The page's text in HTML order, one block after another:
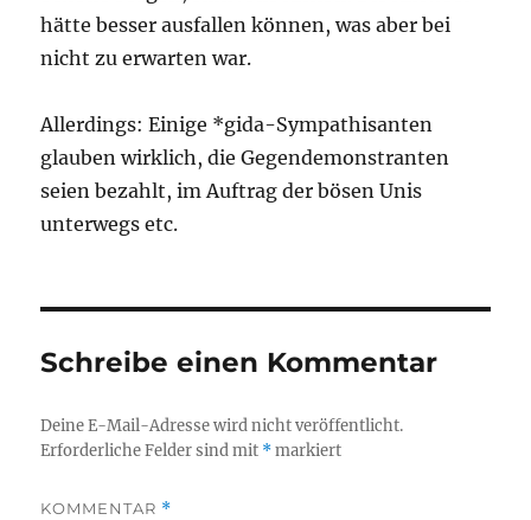
hätte besser ausfallen können, was aber bei
nicht zu erwarten war.
Allerdings: Einige *gida-Sympathisanten
glauben wirklich, die Gegendemonstranten
seien bezahlt, im Auftrag der bösen Unis
unterwegs etc.
Schreibe einen Kommentar
Deine E-Mail-Adresse wird nicht veröffentlicht.
Erforderliche Felder sind mit *markiert
KOMMENTAR *